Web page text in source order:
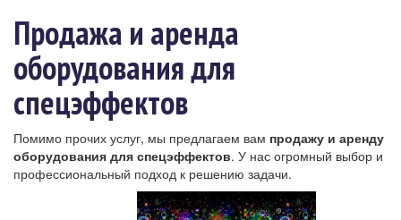
Продажа и аренда
оборудования для
спецэффектов
Помимо прочих услуг, мы предлагаем вам продажу и аренду
оборудования для спецэффектов. У нас огромный выбор и
профессиональный подход к решению задачи.